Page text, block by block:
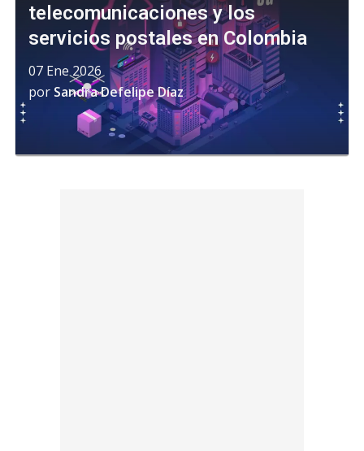
telecomunicaciones y los
servicios postales en Colombia
07 Ene 2026
por Sandra Defelipe Díaz